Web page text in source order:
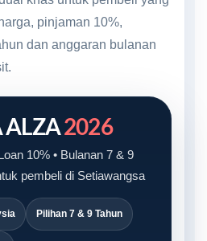
pinjaman 10%,
dan anggaran bulanan
ALZA2026
10% • Bulanan 7 & 9
pembeli di Setiawangsa
Pilihan 7 & 9 Tahun